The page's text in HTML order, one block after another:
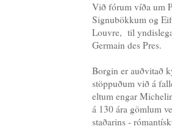
Við fórum víða um
Signubökkum og
Louvre, til
Germain des Pres.
Borgin er auðvitað
stöppuðum við á
eltum engar
á 130 ára gömlum
staðarins -